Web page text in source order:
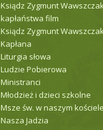
Ksiądz Zygmunt
kapłaństwa film
Ksiądz Zygmunt
Kapłana
Liturgia słowa
Ludzie Pobierowa
Ministranci
Młodzież i dzieci szkolne
Msze św. w naszym kościele
Nasza Jadzia